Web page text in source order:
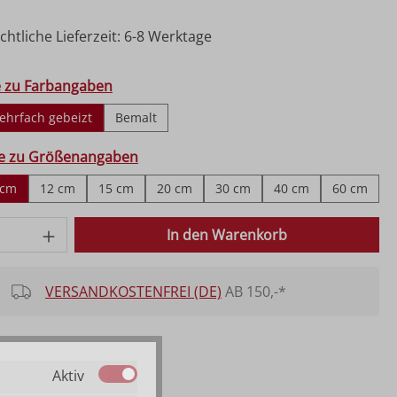
Lieferzeit: 6-8 Werktage
zu Farbangaben
gebeizt Bemalt
zu Größenangaben
ist zurzeit nicht verfügbar.)
12 cm 15 cm 20 cm 30 cm 40 cm 60 cm
Anzahl: Gib den gewünschten Wert
In den Warenkorb
VERSANDKOSTENFREI (DE) AB 150,-*
Aktiv